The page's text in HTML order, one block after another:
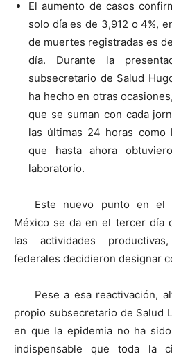
El aumento de casos
solo día es de 3,912 o 4%,
de muertes registradas es
día. Durante la
subsecretario de Salud
ha hecho en otras
que se suman con cada
las últimas 24 horas como
que hasta ahora
laboratorio.
Este nuevo punto en el
México se da en el tercer día
las actividades
federales decidieron designar
Pese a esa reactivación,
propio subsecretario de Salud
en que la epidemia no ha
indispensable que toda la